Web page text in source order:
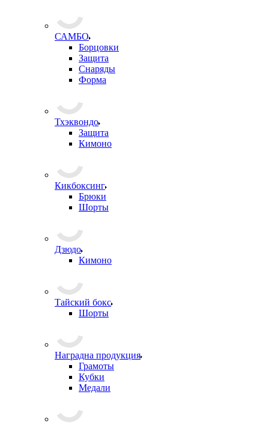
САМБО
Борцовки
Защита
Снаряды
Форма
Тхэквондо
Защита
Кимоно
Кикбоксинг
Брюки
Шорты
Дзюдо
Кимоно
Тайский бокс
Шорты
Наградна продукция
Грамоты
Кубки
Медали